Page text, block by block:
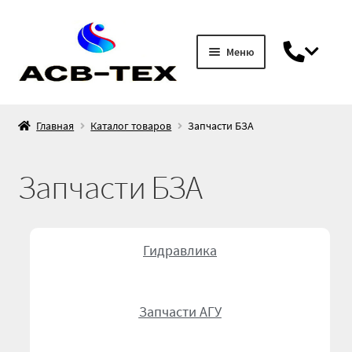
Меню
Доставка и оплата
Главная Каталог товаров Запчасти БЗА
Запчасти БЗА
Гидравлика
Запчасти АГУ